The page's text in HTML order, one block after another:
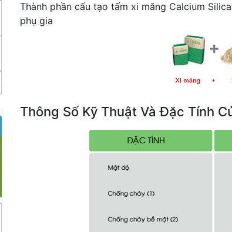
Thành phần cấu tạo tấm xi măng Calcium
phụ gia
Thông Số Kỹ Thuật Và Đặc Tính